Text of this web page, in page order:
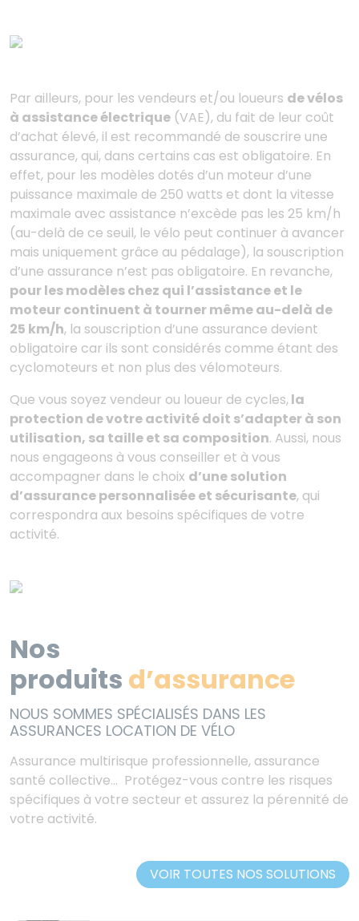
Par ailleurs, pour les vendeurs et/ou loueurs de vélos
à assistance électrique (VAE), du fait de leur coût
d’achat élevé, il est recommandé de souscrire une
assurance, qui, dans certains cas est obligatoire. En
effet, pour les modèles dotés d’un moteur d’une
puissance maximale de 250 watts et dont la vitesse
maximale avec assistance n’excède pas les 25 km/h
(au-delà de ce seuil, le vélo peut continuer à avancer
mais uniquement grâce au pédalage), la souscription
d’une assurance n’est pas obligatoire. En revanche,
pour les modèles chez qui l’assistance et le
moteur continuent à tourner même au-delà de
25 km/h, la souscription d’une assurance devient
obligatoire car ils sont considérés comme étant des
cyclomoteurs et non plus des vélomoteurs.
Que vous soyez vendeur ou loueur de cycles, la
protection de votre activité doit s’adapter à son
utilisation, sa taille et sa composition. Aussi, nous
nous engageons à vous conseiller et à vous
accompagner dans le choix d’une solution
d’assurance personnalisée et sécurisante, qui
correspondra aux besoins spécifiques de votre
activité.
Nos
produits d’assurance
NOUS SOMMES SPÉCIALISÉS DANS LES
ASSURANCES LOCATION DE VÉLO
Assurance multirisque professionnelle, assurance
santé collective… Protégez-vous contre les risques
spécifiques à votre secteur et assurez la pérennité de
votre activité.
VOIR TOUTES NOS SOLUTIONS